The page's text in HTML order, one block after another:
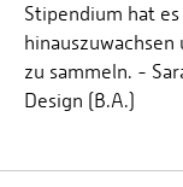
Stipendium hat
zu sammeln. -
Design (B.A.)